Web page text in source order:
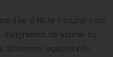
ler o NCM e cruzar com
miligramas de açúcar ou
Sistemas legados não